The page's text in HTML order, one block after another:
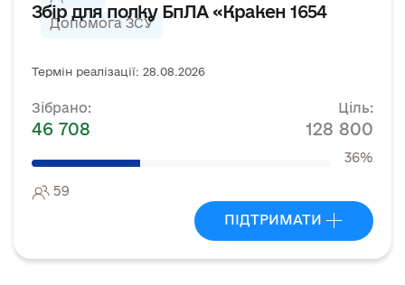
Допомога ЗСУ
Збір для полку БпЛА «Кракен 1654
Термін реалізації: 28.08.2026
Зібрано:
46 708
Ціль:
128 800
36%
59
ПІДТРИМАТИ